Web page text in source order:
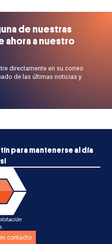
de nuestras
ahora a nuestro
directamente en su correo
de las últimas noticias y
para mantenerse al día
contacto